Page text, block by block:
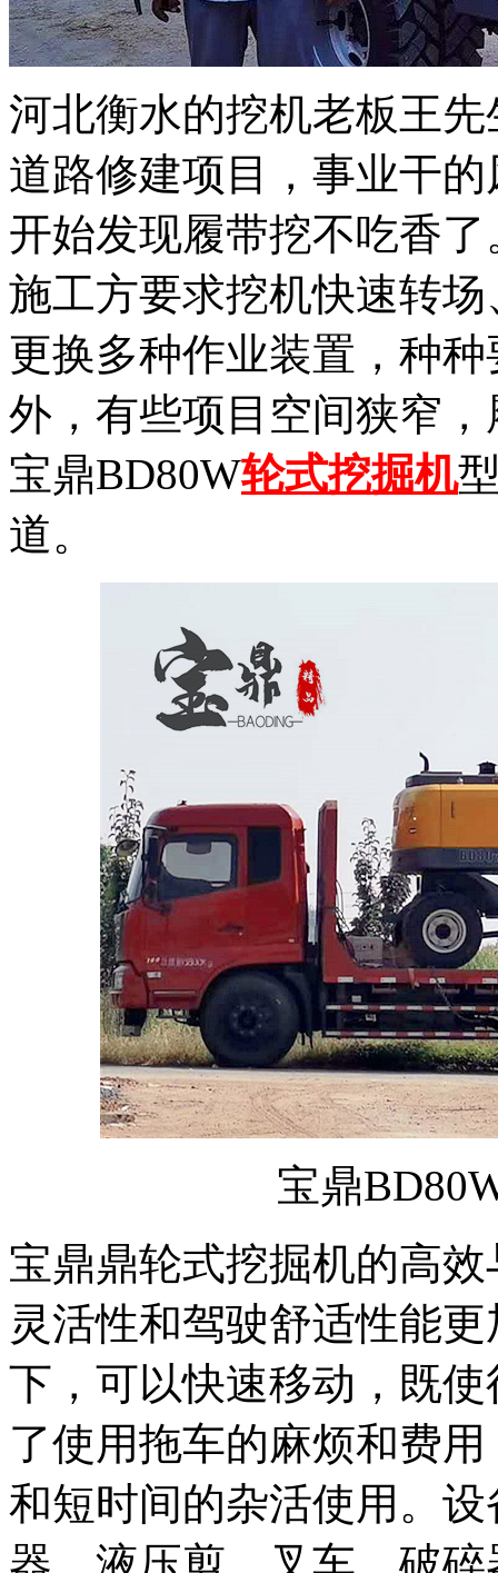
河北衡水的挖机老板王
道路修建项目，事业干
开始发现履带挖不吃香
施工方要求挖机快速转
更换多种作业装置，种
外，有些项目空间狭窄
宝鼎BD80W轮式挖掘机
道。
宝鼎
宝鼎鼎轮式挖掘机的高
灵活性和驾驶舒适性能
下，可以快速移动，既
了使用拖车的麻烦和费
和短时间的杂活使用。
器、液压剪、叉车、破